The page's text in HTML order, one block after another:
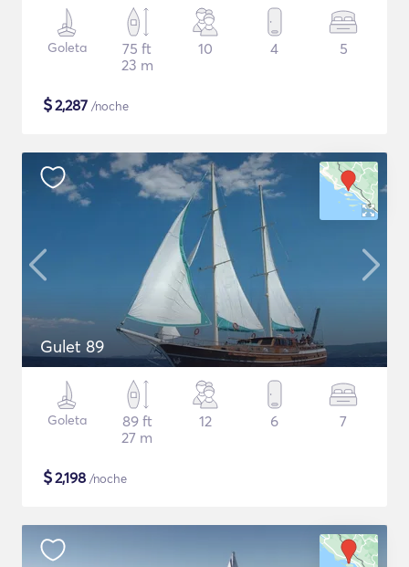
Goleta
75 ft
23 m
10 4 5
$2,287 /noche
Gulet 89
Goleta
89 ft
27 m
12 6 7
$2,198 /noche